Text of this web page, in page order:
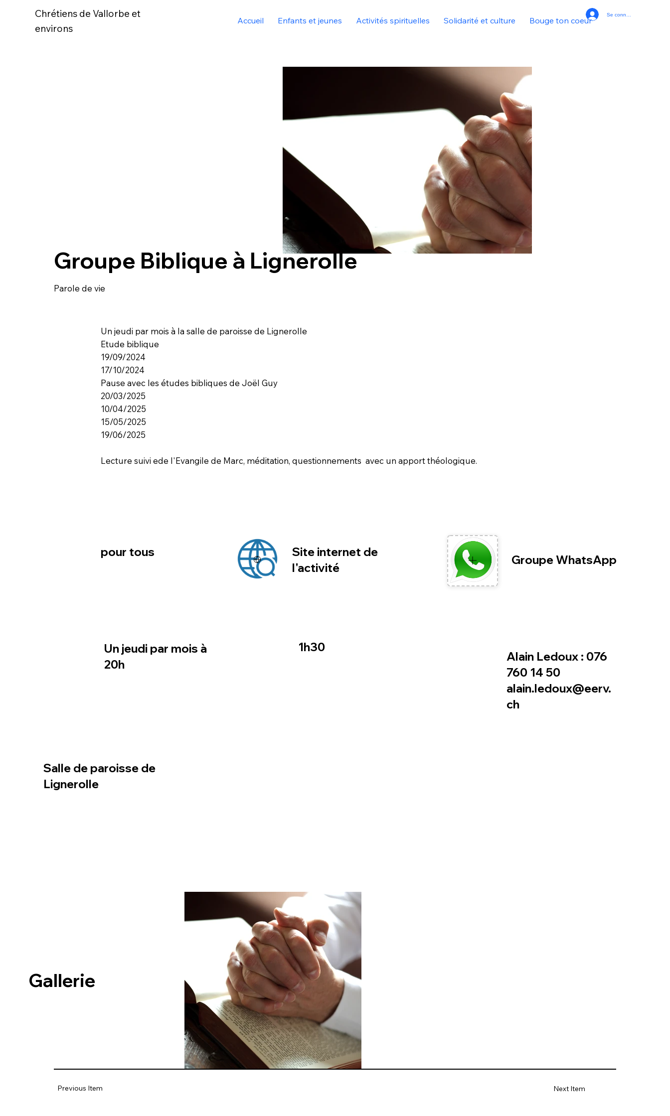
Chrétiens de Vallorbe et
environs
Accueil Enfants et jeunes Activités spirituelles Solidarité et culture Bouge ton coeur
Se connecter
Groupe Biblique à Lignerolle
Parole de vie
Un jeudi par mois à la salle de paroisse de Lignerolle
Etude biblique
19/09/2024
17/10/2024
Pause avec les études bibliques de Joël Guy
20/03/2025
10/04/2025
15/05/2025
19/06/2025
Lecture suivi ede l'Evangile de Marc, méditation, questionnements avec un apport théologique.
Previous Item Next Item
pour tous
Site internet de
l'activité
Groupe WhatsApp
Un jeudi par mois à
20h
Alain Ledoux : 076
760 14 50
alain.ledoux@eerv.
ch
1h30
Salle de paroisse de
Lignerolle
Gallerie